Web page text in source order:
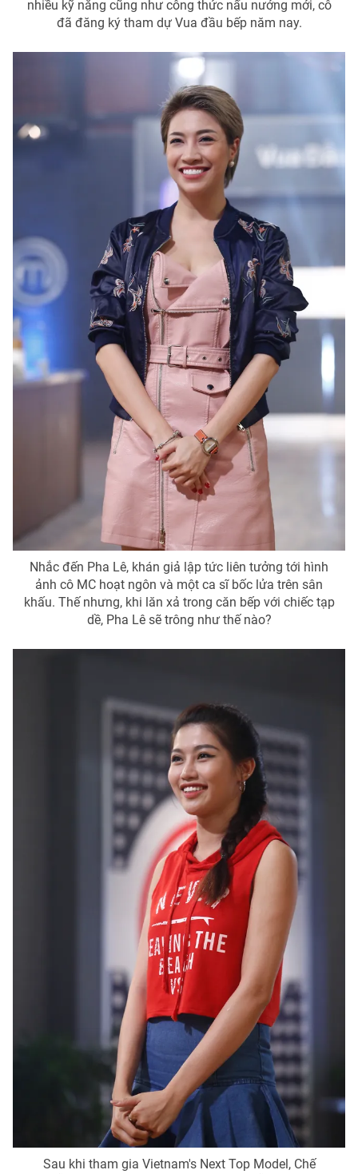
nhiều kỹ năng cũng như công thức nấu nướng mới, cô
đã đăng ký tham dự Vua đầu bếp năm nay.
Nhắc đến Pha Lê, khán giả lập tức liên tưởng tới hình
ảnh cô MC hoạt ngôn và một ca sĩ bốc lửa trên sân
khấu. Thế nhưng, khi lăn xả trong căn bếp với chiếc tạp
dề, Pha Lê sẽ trông như thế nào?
Sau khi tham gia Vietnam's Next Top Model, Chế